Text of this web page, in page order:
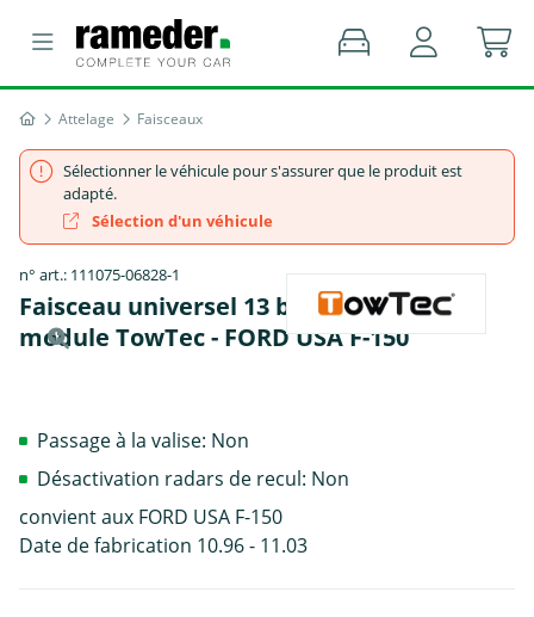
Attelage Faisceaux
Sélectionner le véhicule pour s'assurer que le produit est
adapté.
Sélection d'un véhicule
n° art.: 111075-06828-1
Faisceau universel 13 broches, sans
module TowTec - FORD USA F-150
Passage à la valise: Non
Désactivation radars de recul: Non
convient aux FORD USA F-150
Date de fabrication 10.96 - 11.03